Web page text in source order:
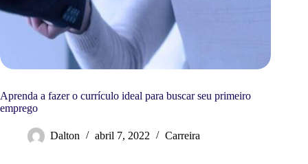
Aprenda a fazer o currículo ideal para buscar seu primeiro
emprego
Dalton abril 7, 2022 Carreira